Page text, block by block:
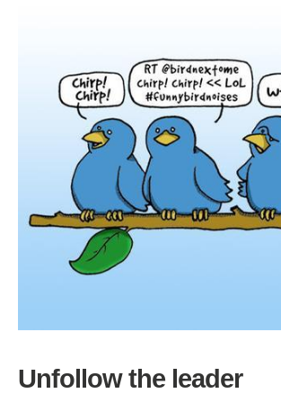
Unfollow the leader